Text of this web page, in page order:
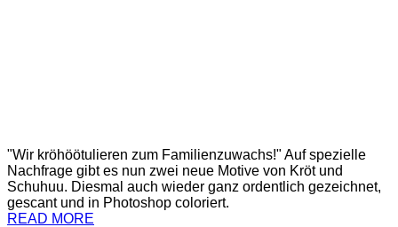
"Wir kröhöötulieren zum Familienzuwachs!" Auf spezielle
Nachfrage gibt es nun zwei neue Motive von Kröt und
Schuhuu. Diesmal auch wieder ganz ordentlich gezeichnet,
gescant und in Photoshop coloriert.
READ MORE